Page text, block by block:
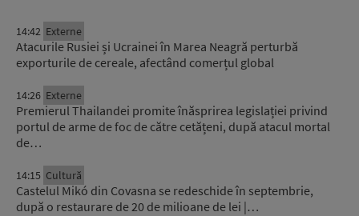
14:42 Externe
Atacurile Rusiei și Ucrainei în Marea Neagră perturbă
exporturile de cereale, afectând comerțul global
14:26 Externe
Premierul Thailandei promite înăsprirea legislației privind
portul de arme de foc de către cetățeni, după atacul mortal
de…
14:15 Cultură
Castelul Mikó din Covasna se redeschide în septembrie,
după o restaurare de 20 de milioane de lei |…